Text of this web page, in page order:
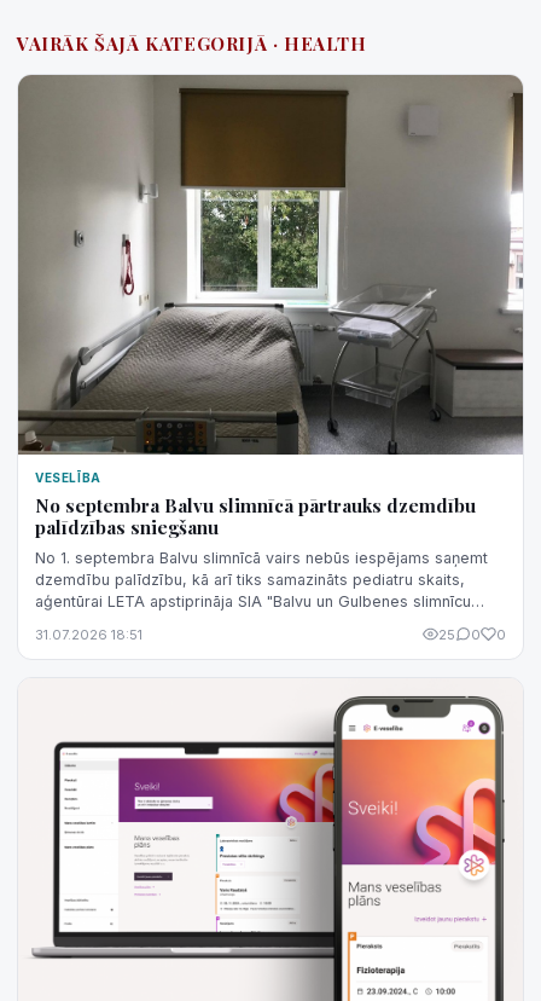
VAIRĀK ŠAJĀ KATEGORIJĀ · HEALTH
VESELĪBA
No septembra Balvu slimnīcā pārtrauks dzemdību
palīdzības sniegšanu
No 1. septembra Balvu slimnīcā vairs nebūs iespējams saņemt
dzemdību palīdzību, kā arī tiks samazināts pediatru skaits,
aģentūrai LETA apstiprināja SIA "Balvu un Gulbenes slimnīcu
31.07.2026 18:51 25 0 0